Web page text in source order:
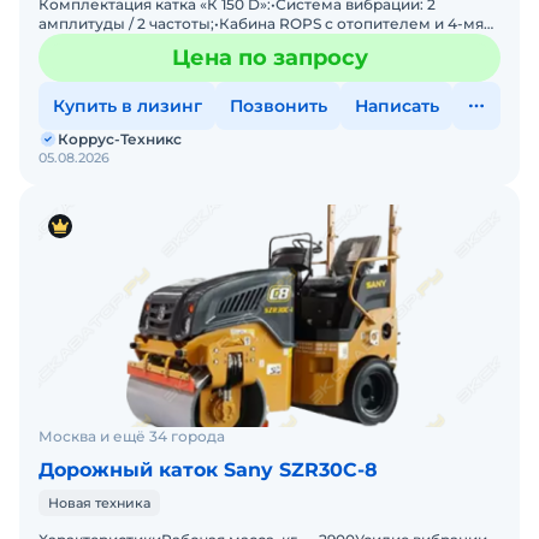
Комплектация катка «К 150 D»:•Система вибрации: 2
амплитуды / 2 частоты;•Кабина ROPS с отопителем и 4-мя
фарами;•Смещение вальцов впр
Цена по запросу
Купить в лизинг Позвонить Написать
05.08.2026
Коррус-Техникс
Москва и ещё 34 города
Дорожный каток Sany SZR30C-8
Новая техника